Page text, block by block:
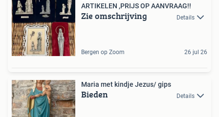
ARTIKELEN ,PRIJS OP AANVRAAG!!
Zie omschrijving Details
Bergen op Zoom 26 jul 26
Maria met kindje Jezus/ gips
Bieden Details